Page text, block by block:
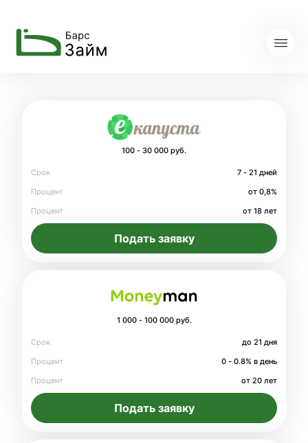
100 - 30 000 руб.
Срок
7 - 21 дней
Процент
от 0,8%
Процент
от 18 лет
Подать заявку
1 000 - 100 000 руб.
Срок
до 21 дня
Процент
0 - 0.8% в день
Процент
от 20 лет
Подать заявку